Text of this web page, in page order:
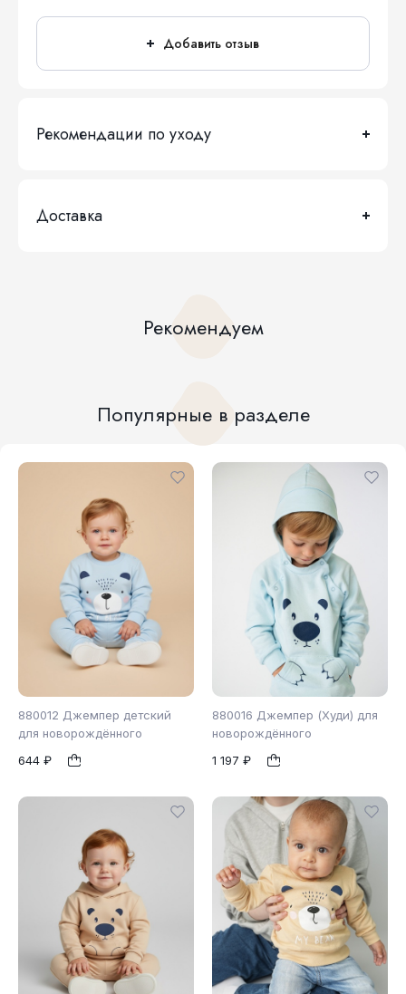
Добавить отзыв
Рекомендации по уходу
Доставка
Рекомендуем
Популярные в разделе
880012 Джемпер детский
для новорождённого
644 ₽
74 80
880016 Джемпер (Худи) для
новорождённого
1 197 ₽
86 98